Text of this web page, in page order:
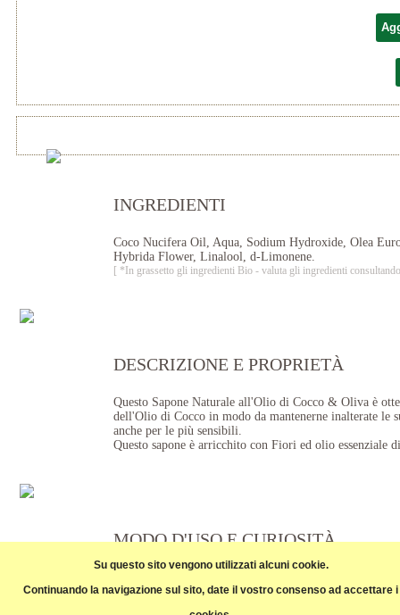
Su questo sito vengono utilizzati alcuni cookie.
Continuando la navigazione sul sito, date il vostro consenso ad accettare i
INGREDIENTI
Coco Nucifera Oil, Aqua, Sodium Hydroxide, Olea
Hybrida Flower, Linalool, d-Limonene.
[ *In grassetto gli ingredienti Bio - valuta gli ingredienti
DESCRIZIONE E PROPRIETÀ
Questo Sapone Naturale all'Olio di Cocco & Oliva è
dell'Olio di Cocco in modo da mantenerne inalterate
anche per le più sensibili.
Questo sapone è arricchito con Fiori ed olio
MODO D'USO E CURIOSITÀ